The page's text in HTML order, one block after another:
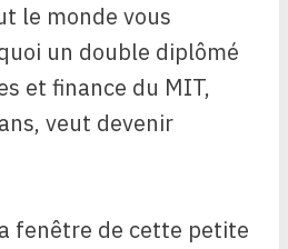
le monde vous
un double diplômé
et finance du MIT,
veut devenir
fenêtre de cette petite